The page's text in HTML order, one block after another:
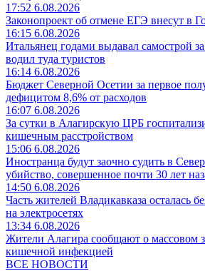
17:52 6.08.2026
Законопроект об отмене ЕГЭ внесут в
16:15 6.08.2026
Итальянец годами выдавал самострой
водил туда туристов
16:14 6.08.2026
Бюджет Северной Осетии за первое
дефицитом 8,6% от расходов
16:07 6.08.2026
За сутки в Алагирскую ЦРБ
кишечным расстройством
15:06 6.08.2026
Иностранца будут заочно судить в
убийство, совершенное почти 30 лет
14:50 6.08.2026
Часть жителей Владикавказа осталась
на электросетях
13:34 6.08.2026
Жители Алагира сообщают о массовом
кишечной инфекцией
ВСЕ НОВОСТИ